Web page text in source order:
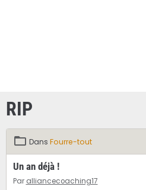
RIP
Dans Fourre-tout
Un an déjà !
Par alliancecoaching17